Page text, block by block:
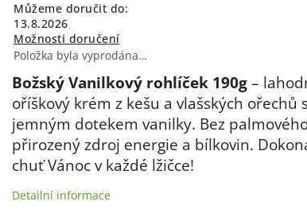
Můžeme doručit do:
13.8.2026
Možnosti doručení
Položka byla vyprodána…
Božský Vanilkový rohlíček 190g –
oříškový krém z kešu a vlašských ořechů
jemným dotekem vanilky. Bez
přirozený zdroj energie a bílkovin.
chuť Vánoc v každé lžičce!
Detailní informace